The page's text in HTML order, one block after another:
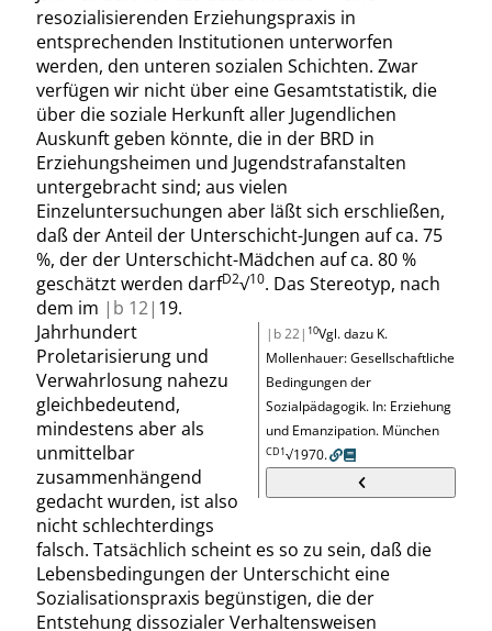
resozialisierenden Erziehungspraxis in
entsprechenden Institutionen unterworfen
werden, den unteren sozialen Schichten. Zwar
verfügen wir nicht über eine Gesamtstatistik, die
über die soziale Herkunft aller Jugendlichen
Auskunft geben könnte, die in der BRD in
Erziehungsheimen und Jugendstrafanstalten
untergebracht sind; aus vielen
Einzeluntersuchungen aber läßt sich erschließen,
daß der Anteil der Unterschicht-Jungen aufca. 75
%, der der Unterschicht-Mädchen aufca. 80 %
geschätztwerden darfD2√10
|b 22| 10Vgl. dazu K.
Mollenhauer: Gesellschaftliche
Bedingungen der
Sozialpädagogik. In: Erziehung
und Emanzipation. München
CD1√1970.
. Das Stereotyp, nach
dem im | b 12| 19.
Jahrhundert
Proletarisierung und
Verwahrlosung nahezu
gleichbedeutend,
mindestens aber als
unmittelbar
zusammenhängend
gedacht wurden, ist also
nicht schlechterdings
falsch. Tatsächlich scheint es so zu sein, daß die
Lebensbedingungen der Unterschicht eine
Sozialisationspraxis begünstigen, die der
Entstehung dissozialer Verhaltensweisen